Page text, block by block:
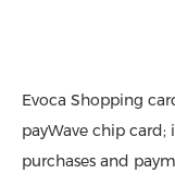
Evoca Shopping
payWave chip
purchases and